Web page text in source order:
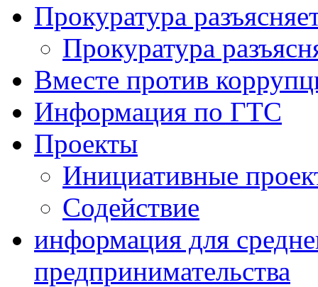
Прокуратура
Прокуратура
Вместе против
Информация по ГТС
Проекты
Инициативные
Содействие
информация для
предпринимательства